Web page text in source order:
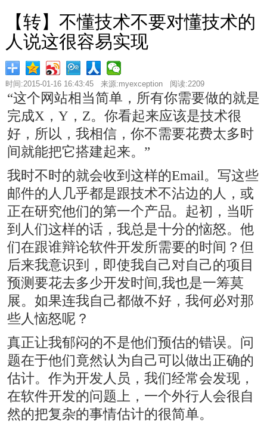
【转】不懂技术不要对懂技术的
人说这很容易实现
时间:2015-01-16 16:43:45 来源:myexception 阅读:2209
“这个网站相当简单，所有你需要做的就是
完成X，Y，Z。你看起来应该是技术很
好，所以，我相信，你不需要花费太多时
间就能把它搭建起来。”
我时不时的就会收到这样的Email。写这些
邮件的人几乎都是跟技术不沾边的人，或
正在研究他们的第一个产品。起初，当听
到人们这样的话，我总是十分的恼怒。他
们在跟谁辩论软件开发所需要的时间？但
后来我意识到，即使我自己对自己的项目
预测要花去多少开发时间,我也是一筹莫
展。如果连我自己都做不好，我何必对那
些人恼怒呢？
真正让我郁闷的不是他们预估的错误。问
题在于他们竟然认为自己可以做出正确的
估计。作为开发人员，我们经常会发现，
在软件开发的问题上，一个外行人会很自
然的把复杂的事情估计的很简单。